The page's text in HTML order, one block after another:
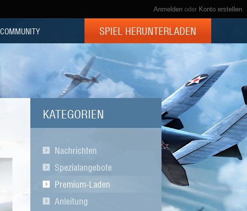
Anmelden oder Konto erstellen
COMMUNITY SPIEL HERUNTERLADEN
KATEGORIEN
Nachrichten
Spezialangebote
Premium-Laden
Anleitung